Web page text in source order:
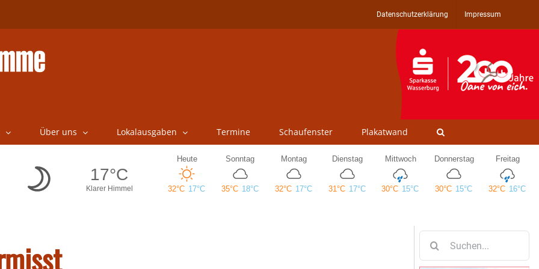
Datenschutzerklärung Impressum
Über uns Lokalausgaben Termine Schaufenster Plakatwand
nach: